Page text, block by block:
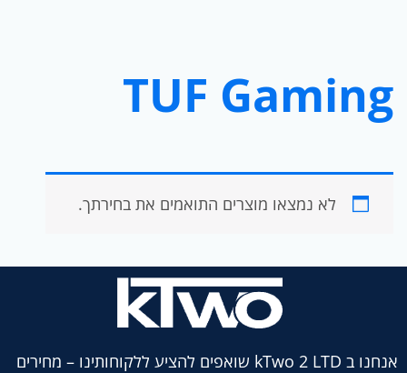
TUF Gaming
לא נמצאו מוצרים התואמים את בחירתך.
אנחנו ב kTwo 2 LTD שואפים להציע ללקוחותינו – מחירים